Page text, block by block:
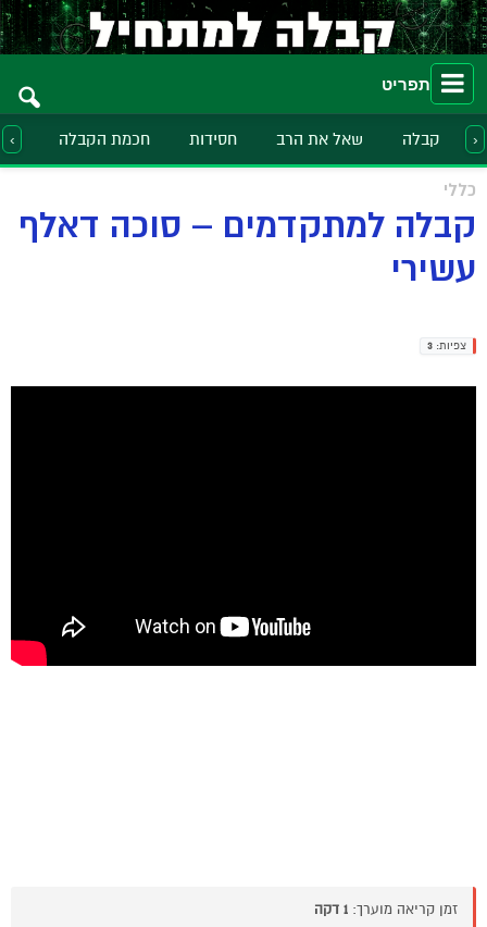
תפריט
קבלה שאל את הרב חסידות חכמת הקבלה ›
‹
כללי
קבלה למתקדמים – סוכה דאלף
עשירי
צפיות: 3
זמן קריאה מוערך: 1 דקה